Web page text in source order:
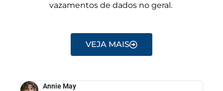
vazamentos de dados no geral.
VEJA MAIS
Annie May